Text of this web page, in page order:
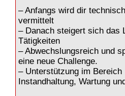
– Anfangs wird dir
vermittelt
– Danach steigert sich das
Tätigkeiten
– Abwechslungsreich und
eine neue Challenge.
– Unterstützung im
Instandhaltung, Wartung